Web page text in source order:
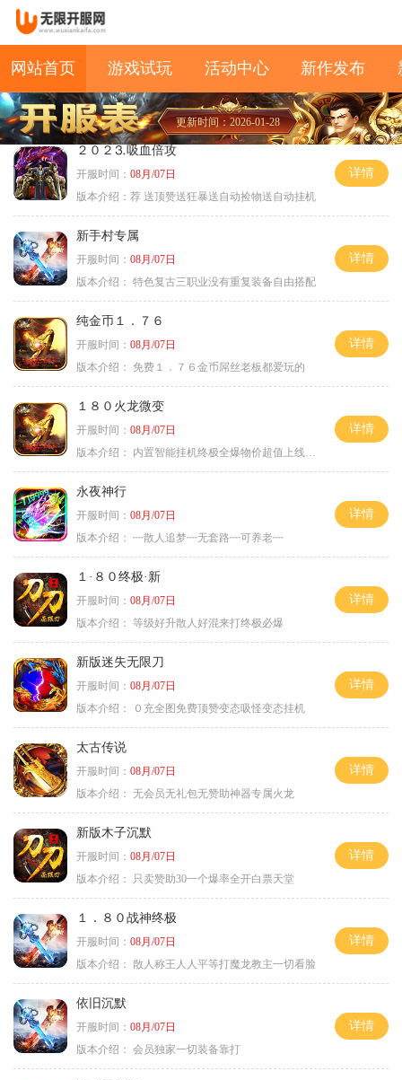
网站首页 游戏试玩 活动中心 新作发布
更新时间：2026-01-28
２０２⒊吸血倍攻
开服时间： 08月/07日
版本介绍： 荐 送顶赞送狂暴送自动捡物送自动挂机
详情
新手村专属
开服时间： 08月/07日
版本介绍： 特色复古三职业没有重复装备自由搭配
详情
纯金币１．７６
开服时间： 08月/07日
版本介绍： 免费１．７６金币屌丝老板都爱玩的
详情
１８０火龙微变
开服时间： 08月/07日
版本介绍：
内置智能挂机终极全爆物价超值上线送神器
详情
永夜神行
开服时间： 08月/07日
版本介绍： ┉散人追梦┉无套路┉可养老┉
详情
１·８０终极·新
开服时间： 08月/07日
版本介绍： 等级好升散人好混来打终极必爆
详情
新版迷失无限刀
开服时间： 08月/07日
版本介绍：
０充全图免费顶赞变态吸怪变态挂机
详情
太古传说
开服时间： 08月/07日
版本介绍： 无会员无礼包无赞助神器专属火龙
详情
新版木子沉默
开服时间： 08月/07日
版本介绍：
只卖赞助30一个爆率全开白票天堂
详情
１．８０战神终极
开服时间： 08月/07日
版本介绍： 散人称王人人平等打魔龙教主一切看脸
详情
依旧沉默
开服时间： 08月/07日
版本介绍： 会员独家一切装备靠打
详情